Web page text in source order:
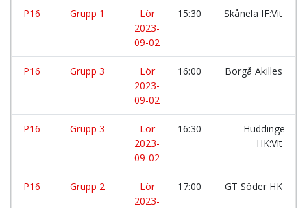
P16 Grupp 1
Lör
2023-
09-02
15:30 Skånela IF:Vit
P16 Grupp 3
Lör
2023-
09-02
16:00 Borgå Akilles
P16 Grupp 3
Lör
2023-
09-02
16:30
Huddinge
HK:Vit
P16 Grupp 2
Lör
2023-
17:00 GT Söder HK